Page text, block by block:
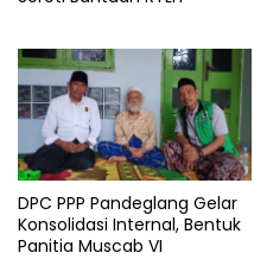
DPC PPP Pandeglang Gelar
Konsolidasi Internal, Bentuk
Panitia Muscab VI